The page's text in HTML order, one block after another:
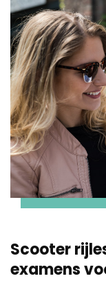
Scooter
examens